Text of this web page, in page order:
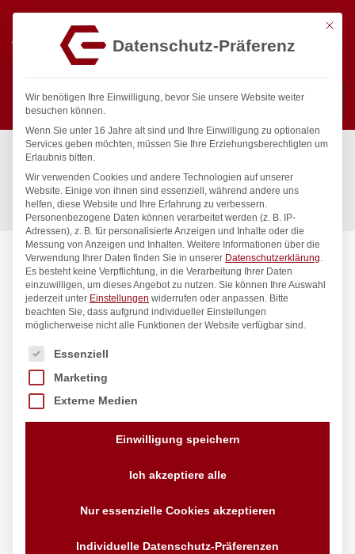
Suchen
Start / Gastronomiebedarf & Gastro Geräte für Profis
Küchenartikel
Eiscreme
Eiscremeportionierer Kitchen Line , HENDI, Kitchen Line, 1/10,
ø70mm
Mit
Datenschutz-Präferenz
Wir benötigen Ihre Einwilligung, bevor Sie unsere Website weiter
besuchen können.
Wenn Sie unter 16 Jahre alt sind und Ihre Einwilligung zu optionalen
Services geben möchten, müssen Sie Ihre Erziehungsberechtigten um
Erlaubnis bitten.
Wir verwenden Cookies und andere Technologien auf unserer
Website. Einige von ihnen sind essenziell, während andere uns
helfen, diese Website und Ihre Erfahrung zu verbessern.
Personenbezogene Daten können verarbeitet werden (z. B. IP-
Adressen), z. B. für personalisierte Anzeigen und Inhalte oder die
Messung von Anzeigen und Inhalten. Weitere Informationen über die
Verwendung Ihrer Daten finden Sie in unserer Datenschutzerklärung.
Es besteht keine Verpflichtung, in die Verarbeitung Ihrer Daten
einzuwilligen, um dieses Angebot zu nutzen. Sie können Ihre Auswahl
jederzeit unter Einstellungen widerrufen oder anpassen. Bitte
beachten Sie, dass aufgrund individueller Einstellungen
möglicherweise nicht alle Funktionen der Website verfügbar sind.
Es folgt eine Liste der Service-Gruppen, für die eine
Essenziell
Marketing
Externe Medien
Einwilligung speichern
Ich akzeptiere alle
Nur essenzielle Cookies akzeptieren
Individuelle Datenschutz-Präferenzen